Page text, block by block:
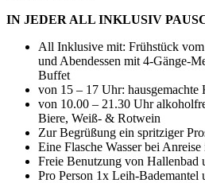
IN JEDER ALL INKLUSIV
All Inklusive mit: Frühstück
und Abendessen mit 4-Gänge-
Buffet
von 15 – 17 Uhr: hausgemachte
von 10.00 – 21.30 Uhr
Biere, Weiß- & Rotwein
Zur Begrüßung ein spritziger
Eine Flasche Wasser bei
Freie Benutzung von Hallenbad
Pro Person 1x Leih-Bademantel